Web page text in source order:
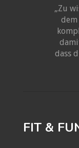
„Zu
dem
dass
FIT &